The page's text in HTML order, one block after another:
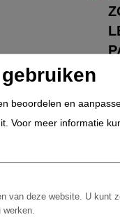
beoordelen en
Voor meer informatie
van deze website. U kunt
werken.